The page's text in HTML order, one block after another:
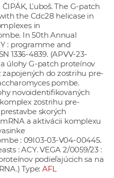
Ľuboš. The G-patch
the Cdc28 helicase in
in
In 50th Annual
: programme and
1336-4839. (APVV-23-
úlohy G-patch proteínov
do zostrihu pre-
pombe.
novoidentifikovaných
zostrihu pre-
skorých
a aktivácii komplexu
: 09I03-03-V04-00445.
: ACY. VEGA 2/0059/23 :
podieľajúcich sa na
Type: AFL